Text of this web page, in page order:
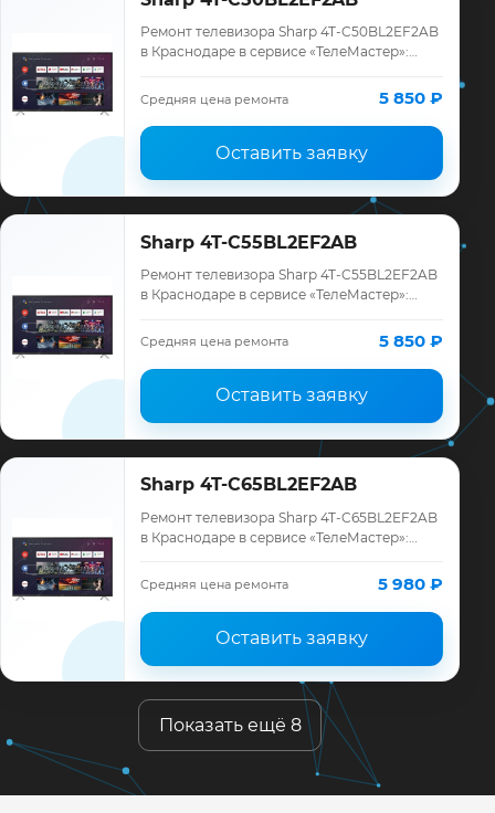
Ремонт телевизора Sharp 4T-C50BL2EF2AB
в Краснодаре в сервисе «ТелеМастер»:
ремонта, запчасти и гарантия до 12
месяцев.
Средняя цена ремонта 5 850 ₽
Оставить заявку
Sharp 4T-C55BL2EF2AB
Ремонт телевизора Sharp 4T-C55BL2EF2AB
в Краснодаре в сервисе «ТелеМастер»:
ремонта, запчасти и гарантия до 12
Средняя цена ремонта 5 850 ₽
Оставить заявку
Sharp 4T-C65BL2EF2AB
Ремонт телевизора Sharp 4T-C65BL2EF2AB
в Краснодаре в сервисе «ТелеМастер»:
ремонта, запчасти и гарантия до 12
месяцев.
Средняя цена ремонта 5 980 ₽
Оставить заявку
Показать ещё 8